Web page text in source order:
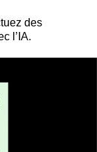
des
l’IA.